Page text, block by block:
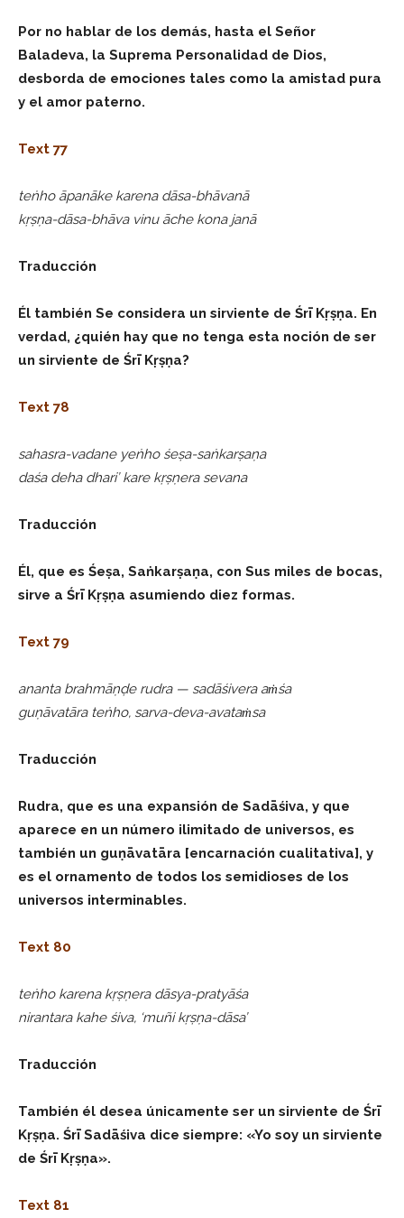
Por no hablar de los demás, hasta el Señor
Baladeva, la Suprema Personalidad de Dios,
desborda de emociones tales como la amistad pura
y el amor paterno.
Text 77
teṅho āpanāke karena dāsa-bhāvanā
kṛṣṇa-dāsa-bhāva vinu āche kona janā
Traducción
Él también Se considera un sirviente de Śrī Kṛṣṇa. En
verdad, ¿quién hay que no tenga esta noción de ser
un sirviente de Śrī Kṛṣṇa?
Text 78
sahasra-vadane yeṅho śeṣa-saṅkarṣaṇa
daśa deha dhari’ kare kṛṣṇera sevana
Traducción
Él, que es Śeṣa, Saṅkarṣaṇa, con Sus miles de bocas,
sirve a Śrī Kṛṣṇa asumiendo diez formas.
Text 79
ananta brahmāṇḍe rudra — sadāśivera aṁśa
guṇāvatāra teṅho, sarva-deva-avataṁsa
Traducción
Rudra, que es una expansión de Sadāśiva, y que
aparece en un número ilimitado de universos, es
también un guṇāvatāra [encarnación cualitativa], y
es el ornamento de todos los semidioses de los
universos interminables.
Text 80
teṅho karena kṛṣṇera dāsya-pratyāśa
nirantara kahe śiva, ‘muñi kṛṣṇa-dāsa’
Traducción
También él desea únicamente ser un sirviente de Śrī
Kṛṣṇa. Śrī Sadāśiva dice siempre: «Yo soy un sirviente
de Śrī Kṛṣṇa».
Text 81